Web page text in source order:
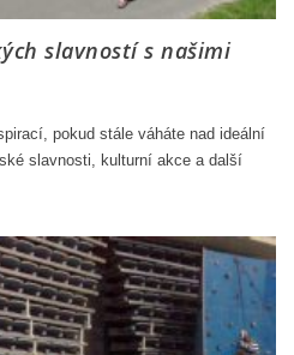
slavností s našimi
pokud stále váháte nad ideální
slavnosti, kulturní akce a další